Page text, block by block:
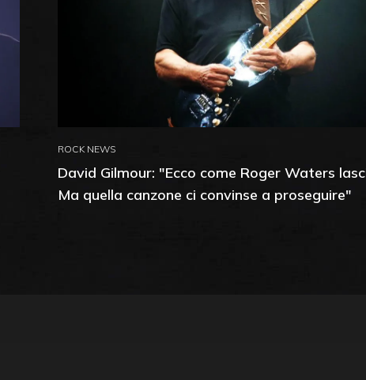
ROCK NEWS
David Gilmour: "Ecco come Roger Waters
Ma quella canzone ci convinse a proseguire"